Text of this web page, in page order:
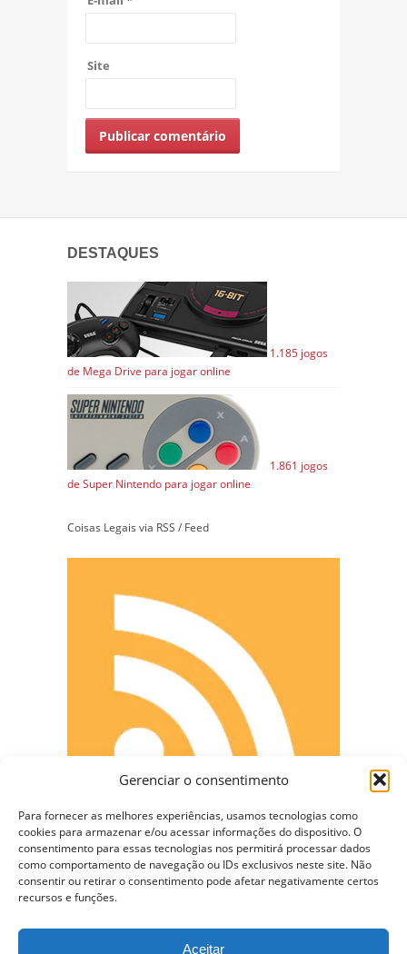
Gerenciar o consentimento
Para fornecer as melhores experiências, usamos tecnologias como
cookies para armazenar e/ou acessar informações do dispositivo. O
consentimento para essas tecnologias nos permitirá processar dados
como comportamento de navegação ou IDs exclusivos neste site. Não
consentir ou retirar o consentimento pode afetar negativamente certos
recursos e funções.
Aceitar
Site
DESTAQUES
1.185 jogos
de Mega Drive para jogar online
1.861 jogos
de Super Nintendo para jogar online
Coisas Legais via RSS / Feed
CONECTE-SE